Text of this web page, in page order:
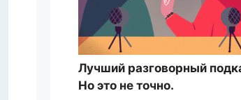
Лучший разговорный
Но это не точно.